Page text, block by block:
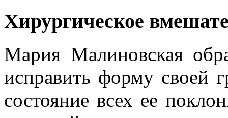
Хирургическое
Мария Малиновская
исправить форму своей
состояние всех ее